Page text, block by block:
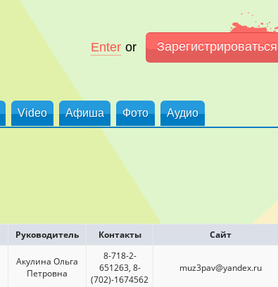
Enter or Зарегистрироваться
Video Афиша Фото Аудио
Руководитель Контакты
Сайт
Акулина Ольга
Петровна
8-718-2-
651263, 8-
(702)-1674562
muz3pav@yandex.ru